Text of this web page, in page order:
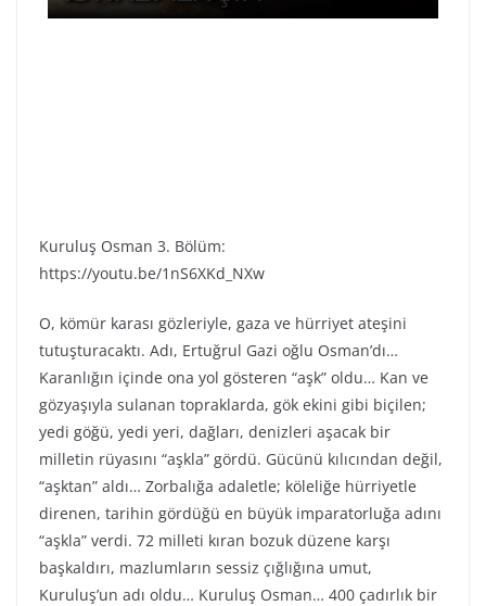
Kuruluş Osman 3. Bölüm:
https://youtu.be/1nS6XKd_NXw
O, kömür karası gözleriyle, gaza ve hürriyet ateşini
tutuşturacaktı. Adı, Ertuğrul Gazi oğlu Osman’dı…
Karanlığın içinde ona yol gösteren “aşk” oldu… Kan ve
gözyaşıyla sulanan topraklarda, gök ekini gibi biçilen;
yedi göğü, yedi yeri, dağları, denizleri aşacak bir
milletin rüyasını “aşkla” gördü. Gücünü kılıcından değil,
“aşktan” aldı… Zorbalığa adaletle; köleliğe hürriyetle
direnen, tarihin gördüğü en büyük imparatorluğa adını
“aşkla” verdi. 72 milleti kıran bozuk düzene karşı
başkaldırı, mazlumların sessiz çığlığına umut,
Kuruluş’un adı oldu… Kuruluş Osman… 400 çadırlık bir